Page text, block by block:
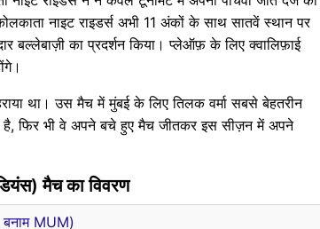
नाइट राइडर्स अभी 11 अंकों के साथ सातवें स्थान पर
का प्रदर्शन किया। प्लेऑफ़ के लिए क्वालिफ़ाई
था। उस मैच में मुंबई के लिए तिलक वर्मा सबसे बेहतरीन
है, फिर भी वे अपने बचे हुए मैच जीतकर इस सीज़न में अपने
मैच का विवरण
बनाम MUM)